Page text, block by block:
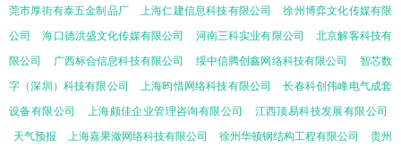
莞市厚街有泰五金制品厂
上海仁建信息科技有限公司
徐州博弈文化传媒有限
公司
海口德洪盛文化传媒有限公司 河南三科实业有限公司
北京解客科技有
限公司
广西标合信息科技有限公司 绥中信腾创鑫网络科技有限公司
智芯数
字（深圳）科技有限公司
上海昀惜网络科技有限公司
长春科创伟峰电气成套
设备有限公司
上海颇佳企业管理咨询有限公司
江西顶易科技发展有限公司
天气预报
上海嘉果潋网络科技有限公司 徐州华顿钢结构工程有限公司
贵州